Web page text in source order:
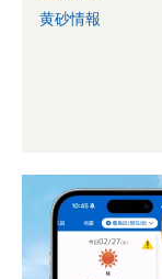
黄砂情報